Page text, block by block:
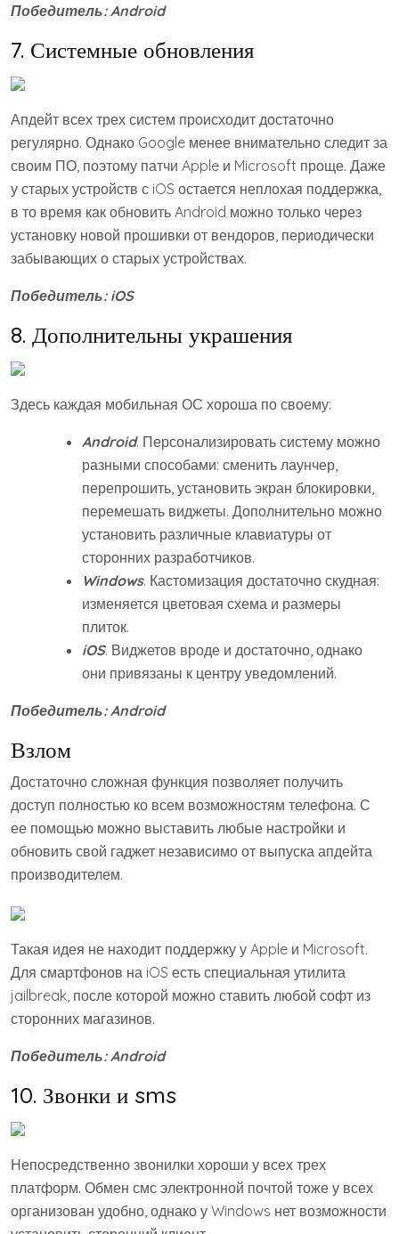
Победитель: Android
7. Системные обновления
Апдейт всех трех систем происходит достаточно
регулярно. Однако Google менее внимательно следит за
своим ПО, поэтому патчи Apple и Microsoft проще. Даже
у старых устройств с iOS остается неплохая поддержка,
в то время как обновить Android можно только через
установку новой прошивки от вендоров, периодически
забывающих о старых устройствах.
Победитель: iOS
8. Дополнительны украшения
Здесь каждая мобильная ОС хороша по своему:
Android. Персонализировать систему можно
разными способами: сменить лаунчер,
перепрошить, установить экран блокировки,
перемешать виджеты. Дополнительно можно
установить различные клавиатуры от
сторонних разработчиков.
Windows. Кастомизация достаточно скудная:
изменяется цветовая схема и размеры
плиток.
iOS. Виджетов вроде и достаточно, однако
они привязаны к центру уведомлений.
Победитель: Android
Взлом
Достаточно сложная функция позволяет получить
доступ полностью ко всем возможностям телефона. С
ее помощью можно выставить любые настройки и
обновить свой гаджет независимо от выпуска апдейта
производителем.
Такая идея не находит поддержку у Apple и Microsoft.
Для смартфонов на iOS есть специальная утилита
jailbreak, после которой можно ставить любой софт из
сторонних магазинов.
Победитель: Android
10. Звонки и sms
Непосредственно звонилки хороши у всех трех
платформ. Обмен смс электронной почтой тоже у всех
организован удобно, однако у Windows нет возможности